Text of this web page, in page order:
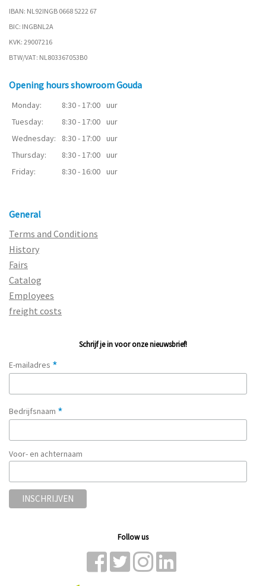
IBAN: NL92INGB 0668 5222 67
BIC: INGBNL2A
KVK: 29007216
BTW/VAT: NL803367053B0
Opening hours showroom Gouda
Monday: 8:30 - 17:00 uur
Tuesday:
8:30 - 17:00 uur
Wednesday:
8:30 - 17:00 uur
Thursday:
8:30 - 17:00 uur
Friday:
8:30 - 16:00 uur
General
Terms and Conditions
History
Fairs
Catalog
Employees
freight costs
Schrijf je in voor onze nieuwsbrief!
E-mailadres *
Bedrijfsnaam *
Voor- en achternaam
Follow us